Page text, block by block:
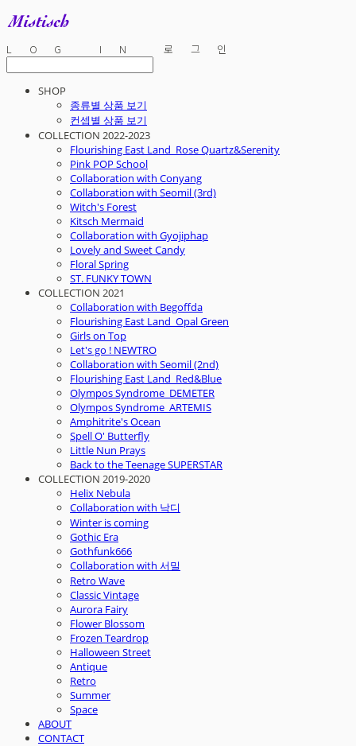
LOG IN 로그인
SHOP
종류별 상품 보기
컨셉별 상품 보기
COLLECTION 2022-2023
Flourishing East Land_Rose Quartz&Serenity
Pink POP School
Collaboration with Conyang
Collaboration with Seomil (3rd)
Witch's Forest
Kitsch Mermaid
Collaboration with Gyojiphap
Lovely and Sweet Candy
Floral Spring
ST. FUNKY TOWN
COLLECTION 2021
Collaboration with Begoffda
Flourishing East Land_Opal Green
Girls on Top
Let's go ! NEWTRO
Collaboration with Seomil (2nd)
Flourishing East Land_Red&Blue
Olympos Syndrome_DEMETER
Olympos Syndrome_ARTEMIS
Amphitrite's Ocean
Spell O' Butterfly
Little Nun Prays
Back to the Teenage SUPERSTAR
COLLECTION 2019-2020
Helix Nebula
Collaboration with 낙디
Winter is coming
Gothic Era
Gothfunk666
Collaboration with 서밀
Retro Wave
Classic Vintage
Aurora Fairy
Flower Blossom
Frozen Teardrop
Halloween Street
Antique
Retro
Summer
Space
ABOUT
CONTACT